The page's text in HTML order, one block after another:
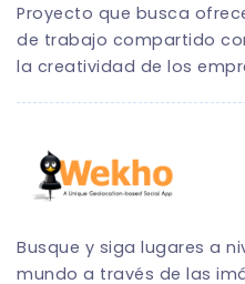
Proyecto que busca
de trabajo compartido
la creatividad de los
Busque y siga lugares a
mundo a través de las